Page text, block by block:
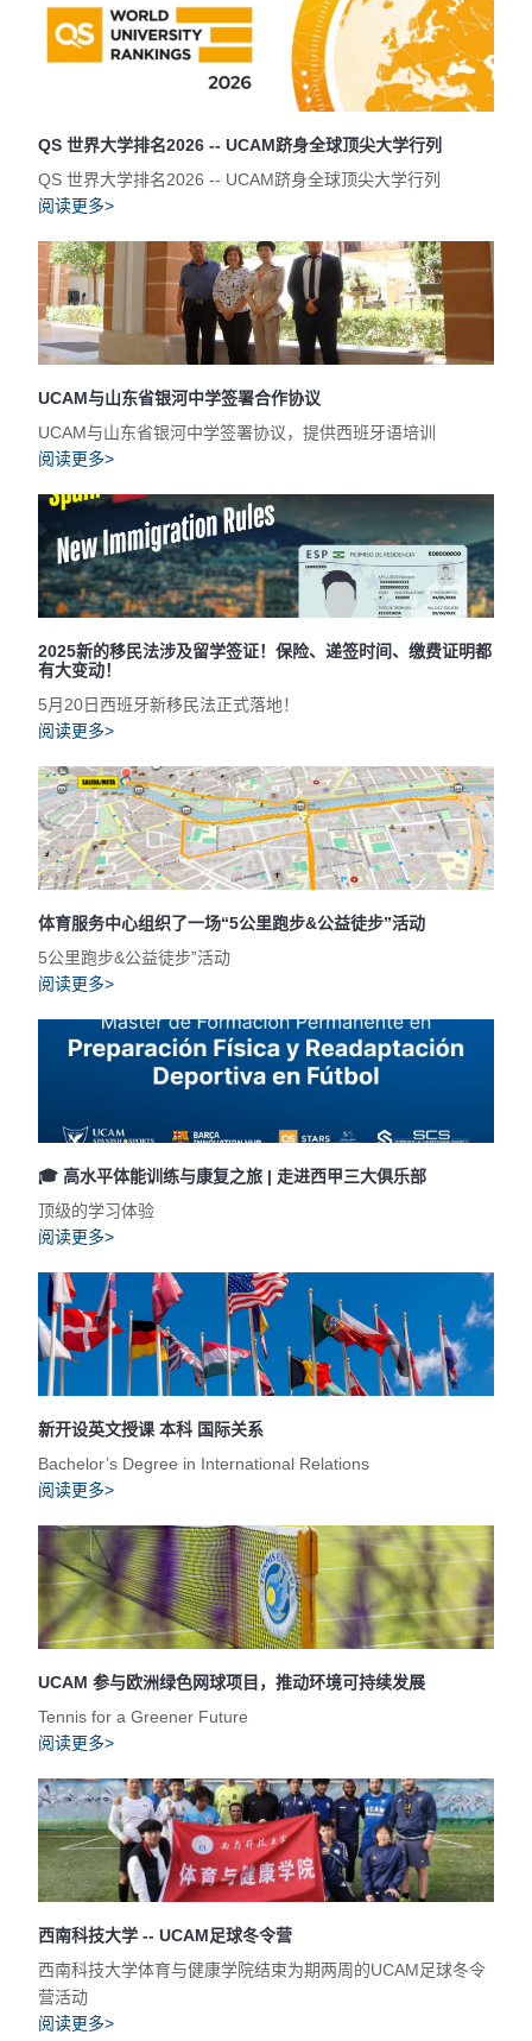
QS 世界大学排名2026 -- UCAM跻身全球顶尖大学行列
QS 世界大学排名2026 -- UCAM跻身全球顶尖大学行列
阅读更多>
UCAM与山东省银河中学签署合作协议
UCAM与山东省银河中学签署协议，提供西班牙语培训
阅读更多>
2025新的移民法涉及留学签证！保险、递签时间、缴费证明都
有大变动！
5月20日西班牙新移民法正式落地！
阅读更多>
体育服务中心组织了一场“5公里跑步&公益徒步”活动
5公里跑步&公益徒步”活动
阅读更多>
🎓 高水平体能训练与康复之旅 | 走进西甲三大俱乐部
顶级的学习体验
阅读更多>
新开设英文授课 本科 国际关系
Bachelor’s Degree in International Relations
阅读更多>
UCAM 参与欧洲绿色网球项目，推动环境可持续发展
Tennis for a Greener Future
阅读更多>
西南科技大学 -- UCAM足球冬令营
西南科技大学体育与健康学院结束为期两周的UCAM足球冬令
营活动
阅读更多>